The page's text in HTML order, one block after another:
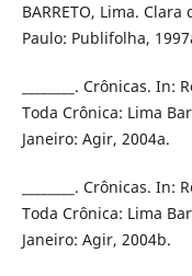
BARRETO, Lima.
Paulo: Publifolha,
________. Crônicas.
Toda Crônica: Lima
Janeiro: Agir, 2004a.
________. Crônicas.
Toda Crônica: Lima
Janeiro: Agir, 2004b.